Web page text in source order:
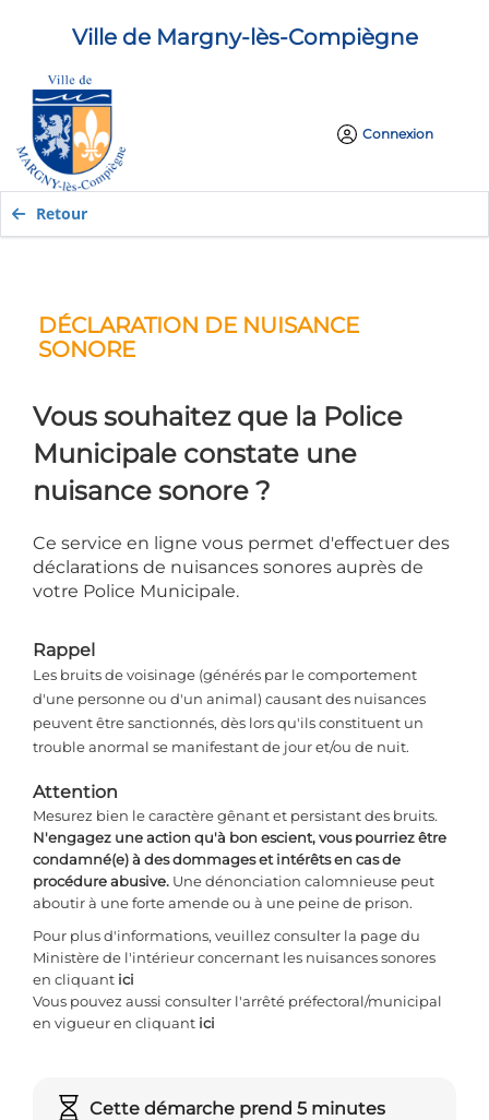
Ville de Margny-lès-Compiègne
Connexion
Retour
DÉCLARATION DE NUISANCE
SONORE
Vous souhaitez que la Police
Municipale constate une
nuisance sonore ?
Ce service en ligne vous permet d'effectuer des
déclarations de nuisances sonores auprès de
votre Police Municipale.
Rappel
Les bruits de voisinage (générés par le comportement
d'une personne ou d'un animal) causant des nuisances
peuvent être sanctionnés, dès lors qu'ils constituent un
trouble anormal se manifestant de jour et/ou de nuit.
Attention
Mesurez bien le caractère gênant et persistant des bruits.
N'engagez une action qu'à bon escient, vous pourriez être
condamné(e) à des dommages et intérêts en cas de
procédure abusive. Une dénonciation calomnieuse peut
aboutir à une forte amende ou à une peine de prison.
Pour plus d'informations, veuillez consulter la page du
Ministère de l'intérieur concernant les nuisances sonores
en cliquant ici
Vous pouvez aussi consulter l'arrêté préfectoral/municipal
en vigueur en cliquant ici
Cette démarche prend 5 minutes